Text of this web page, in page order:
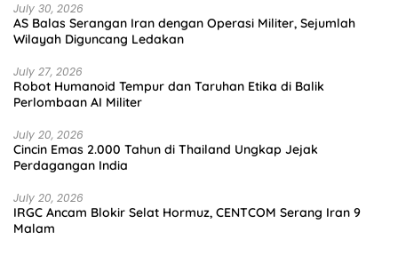
July 30, 2026
AS Balas Serangan Iran dengan Operasi Militer, Sejumlah
Wilayah Diguncang Ledakan
July 27, 2026
Robot Humanoid Tempur dan Taruhan Etika di Balik
Perlombaan AI Militer
July 20, 2026
Cincin Emas 2.000 Tahun di Thailand Ungkap Jejak
Perdagangan India
July 20, 2026
IRGC Ancam Blokir Selat Hormuz, CENTCOM Serang Iran 9
Malam